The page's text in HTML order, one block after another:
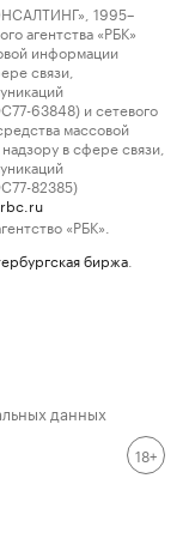
1995–
агентства «РБК»
информации
связи,
63848) и сетевого
массовой
в сфере связи,
82385)
«РБК».
биржа
данных
18+